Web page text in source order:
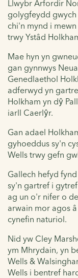
Llwybr Arfordir
golygfeydd
chi'n mynd i
trwy Ystâd
Mae hyn yn
gan gynnwys
Genedlaethol
adferwyd yn
Holkham yn dŷ
iarll Caerlŷr.
Gan adael
gyhoeddus sy'n
Wells trwy gefn
Gallech hefyd
sy'n gartref i
ag un o'r nifer o
arwain mor agos
cynefin naturiol.
Nid yw Cley
ym Mhrydain, yn
Wells &
Wells i bentref